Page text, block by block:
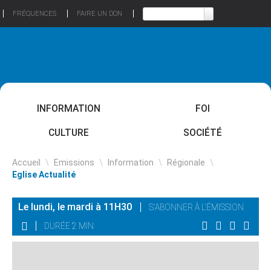
FRÉQUENCES FAIRE UN DON
INFORMATION FOI
CULTURE SOCIÉTÉ
Accueil \ Emissions \ Information \ Régionale \
Eglise Actualité
Le lundi, le mardi à 11H30
S'ABONNER À L'ÉMISSION
DURÉE 2 MIN